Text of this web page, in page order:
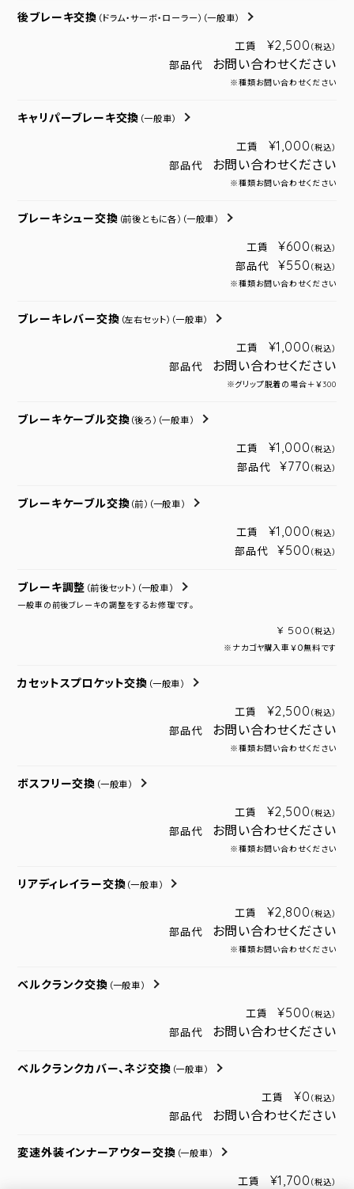
後ブレーキ交換 （ドラム・サーボ・ローラー） （一般車）
工賃 ¥2,500 （税込）
部品代 お問い合わせください
※種類お問い合わせください
キャリパーブレーキ交換 （一般車）
工賃 ¥1,000 （税込）
部品代 お問い合わせください
※種類お問い合わせください
ブレーキシュー交換 （前後ともに各） （一般車）
工賃 ¥600 （税込）
部品代 ¥550 （税込）
※種類お問い合わせください
ブレーキレバー交換 （左右セット） （一般車）
工賃 ¥1,000 （税込）
部品代 お問い合わせください
※グリップ脱着の場合＋￥300
ブレーキケーブル交換 （後ろ） （一般車）
工賃 ¥1,000 （税込）
部品代 ¥770 （税込）
ブレーキケーブル交換 （前） （一般車）
工賃 ¥1,000 （税込）
部品代 ¥500 （税込）
ブレーキ調整 （前後セット） （一般車）
一般車の前後ブレーキの調整をするお修理です。
¥ 500 （税込）
※ナカゴヤ購入車￥０無料です
カセットスプロケット交換 （一般車）
工賃 ¥2,500 （税込）
部品代 お問い合わせください
※種類お問い合わせください
ボスフリー交換 （一般車）
工賃 ¥2,500 （税込）
部品代 お問い合わせください
※種類お問い合わせください
リアディレイラー交換 （一般車）
工賃 ¥2,800 （税込）
部品代 お問い合わせください
※種類お問い合わせください
ベルクランク交換 （一般車）
工賃 ¥500 （税込）
部品代 お問い合わせください
ベルクランクカバー、ネジ交換 （一般車）
工賃 ¥0 （税込）
部品代 お問い合わせください
変速外装インナーアウター交換 （一般車）
工賃 ¥1,700 （税込）